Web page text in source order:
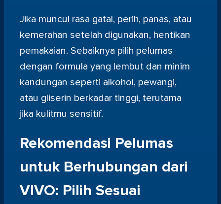
Jika muncul rasa gatal, perih, panas, atau
kemerahan setelah digunakan, hentikan
pemakaian. Sebaiknya pilih pelumas
dengan formula yang lembut dan minim
kandungan seperti alkohol, pewangi,
atau gliserin berkadar tinggi, terutama
jika kulitmu sensitif.
Rekomendasi Pelumas
untuk Berhubungan dari
VIVO: Pilih Sesuai